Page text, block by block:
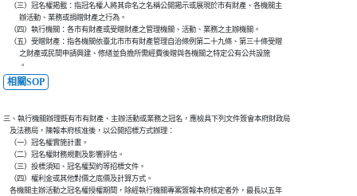
    （三）冠名權揭載：指冠名權人將其命名之名稱公開揭示或展現於市有財產、各機關主
          辦活動、業務或捐贈財產之行為。
    （四）執行機關：各市有財產或受贈財產之管理機關、活動、業務之主辦機關。
    （五）受贈財產：指各機關依臺北市市有財產管理自治條例第二十九條、第三十條受贈
          之財產或民間申請興建、修繕並負擔所需經費後贈與各機關之特定公有公共設施
          。
相關SOP
三、執行機關辦理既有市有財產、主辦活動或業務之冠名，應檢具下列文件簽會本府財政局
    及法務局，陳報本府核准後，以公開招標方式辦理：
    （一）冠名權實施計畫。
    （二）冠名權財務規劃及影響評估。
    （三）投標須知、冠名權契約等招標文件。
    （四）權利金或其他對價之底價及計算方式。
    各機關主辦活動之冠名權授權期間，除經執行機關專案簽報本府核定者外，最長以五年